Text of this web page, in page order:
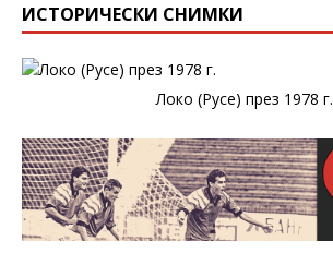
ИСТОРИЧЕСКИ СНИМКИ
Локо (Русе) през 1978 г.